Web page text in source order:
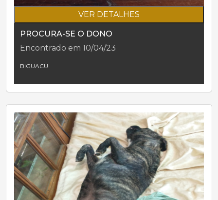
VER DETALHES
PROCURA-SE O DONO
Encontrado em 10/04/23
BIGUACU